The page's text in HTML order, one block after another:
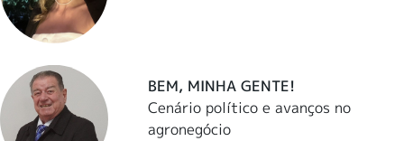
BEM, MINHA GENTE!
Cenário político e avanços no
agronegócio